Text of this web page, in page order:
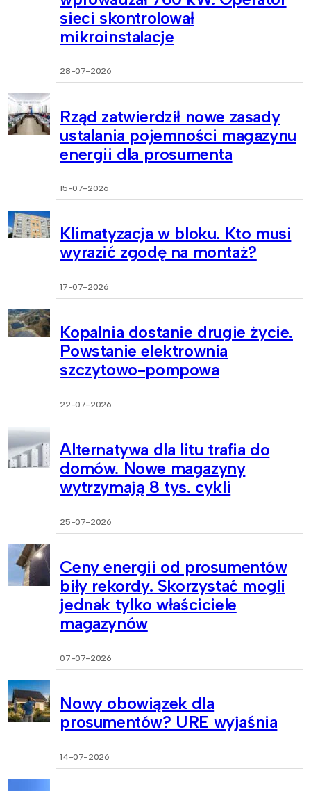
sieci skontrolował
mikroinstalacje
28-07-2026
Rząd zatwierdził nowe zasady
ustalania pojemności magazynu
energii dla prosumenta
15-07-2026
Klimatyzacja w bloku. Kto musi
wyrazić zgodę na montaż?
17-07-2026
Kopalnia dostanie drugie życie.
Powstanie elektrownia
szczytowo-pompowa
22-07-2026
Alternatywa dla litu trafia do
domów. Nowe magazyny
wytrzymają 8 tys. cykli
25-07-2026
Ceny energii od prosumentów
biły rekordy. Skorzystać mogli
jednak tylko właściciele
magazynów
07-07-2026
Nowy obowiązek dla
prosumentów? URE wyjaśnia
14-07-2026